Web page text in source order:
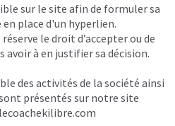
sur le site afin de formuler sa
en place d'un hyperlien.
le droit d’accepter ou de
avoir à en justifier sa décision.
des activités de la société ainsi
présentés sur notre site